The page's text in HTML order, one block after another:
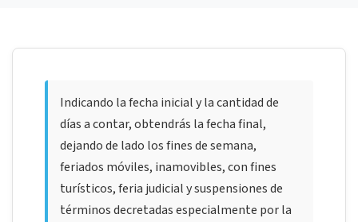
Indicando la fecha inicial y la cantidad de
días a contar, obtendrás la fecha final,
dejando de lado los fines de semana,
feriados móviles, inamovibles, con fines
turísticos, feria judicial y suspensiones de
términos decretadas especialmente por la